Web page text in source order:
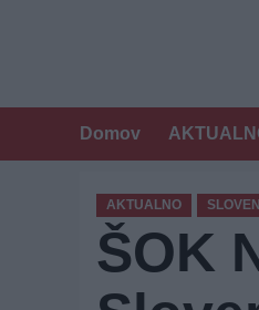
Domov
AKTUALNO
ŠOK